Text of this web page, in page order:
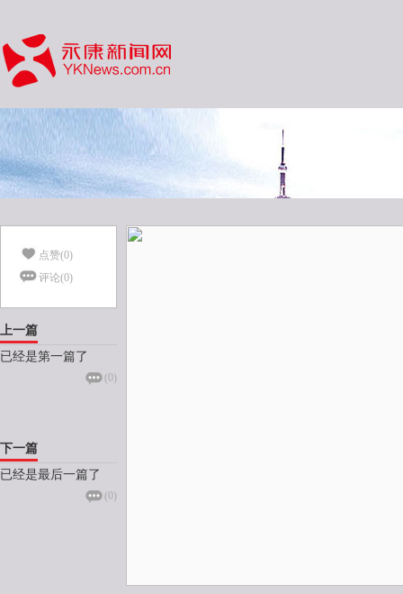
点赞(0)
评论(0)
上一篇
已经是第一篇了
(0)
下一篇
已经是最后一篇了
(0)